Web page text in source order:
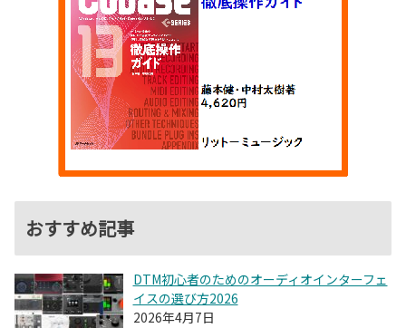
おすすめ記事
DTM初心者のためのオーディオインターフェ
イスの選び方2026
2026年4月7日